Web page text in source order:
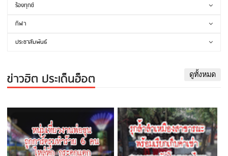
ร้องทุกข์
กีฬา
ประชาสัมพันธ์
ข่าวฮิต ประเด็นฮ็อต ดูทั้งหมด